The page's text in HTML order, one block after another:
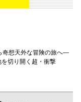
奇想天外な冒険の旅へ―
切り開く超・衝撃